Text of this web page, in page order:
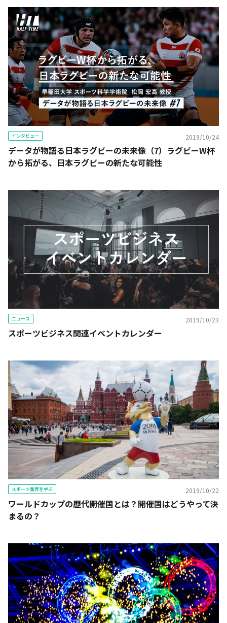
インタビュー 2019/10/24
データが物語る日本ラグビーの未来像（7）ラグビーW杯
から拓がる、日本ラグビーの新たな可能性
ニュース 2019/10/23
スポーツビジネス関連イベントカレンダー
スポーツ業界を学ぶ 2019/10/22
ワールドカップの歴代開催国とは？開催国はどうやって決
まるの？